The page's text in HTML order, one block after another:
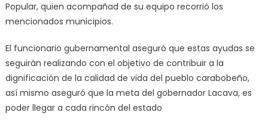
Popular, quien acompañad de su equipo recorrió los
mencionados municipios.
El funcionario gubernamental aseguró que estas ayudas se
seguirán realizando con el objetivo de contribuir a la
dignificación de la calidad de vida del pueblo carabobeño,
así mismo aseguró que la meta del gobernador Lacava, es
poder llegar a cada rincón del estado